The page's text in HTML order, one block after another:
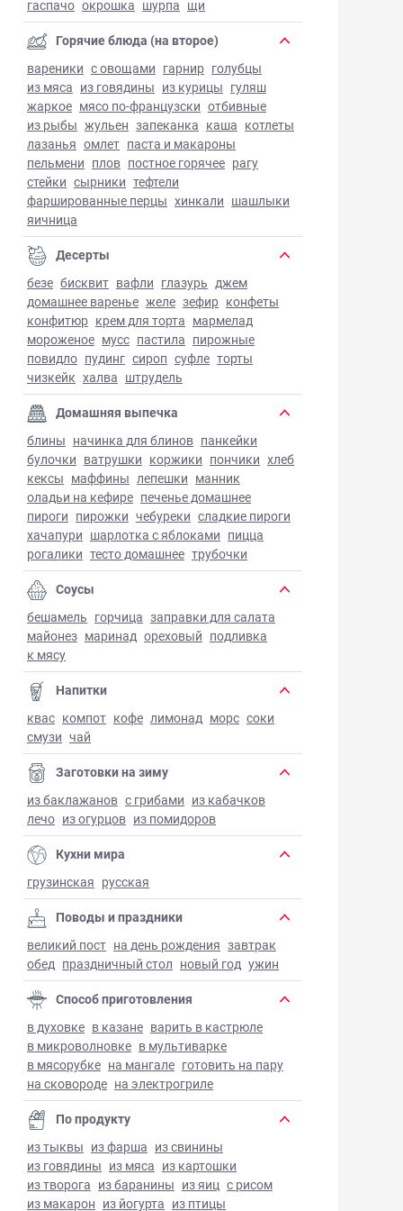
гаспачо окрошка шурпа щи
Горячие блюда (на второе)
вареники с овощами гарнир голубцы
из мяса из говядины из курицы гуляш
жаркое мясо по-французски отбивные
из рыбы жульен запеканка каша котлеты
лазанья омлет паста и макароны
пельмени плов постное горячее рагу
стейки сырники тефтели
фаршированные перцы хинкали шашлыки
яичница
Десерты
безе бисквит вафли глазурь джем
домашнее варенье желе зефир конфеты
конфитюр крем для торта мармелад
мороженое мусс пастила пирожные
повидло пудинг сироп суфле торты
чизкейк халва штрудель
Домашняя выпечка
блины начинка для блинов панкейки
булочки ватрушки коржики пончики хлеб
кексы маффины лепешки манник
оладьи на кефире печенье домашнее
пироги пирожки чебуреки сладкие пироги
хачапури шарлотка с яблоками пицца
рогалики тесто домашнее трубочки
Соусы
бешамель горчица заправки для салата
майонез маринад ореховый подливка
к мясу
Напитки
квас компот кофе лимонад морс соки
смузи чай
Заготовки на зиму
из баклажанов с грибами из кабачков
лечо из огурцов из помидоров
Кухни мира
грузинская русская
Поводы и праздники
великий пост на день рождения завтрак
обед праздничный стол новый год ужин
Способ приготовления
в духовке в казане варить в кастрюле
в микроволновке в мультиварке
в мясорубке на мангале готовить на пару
на сковороде на электрогриле
По продукту
из тыквы из фарша из свинины
из говядины из мяса из картошки
из творога из баранины из яиц с рисом
из макарон из йогурта из птицы